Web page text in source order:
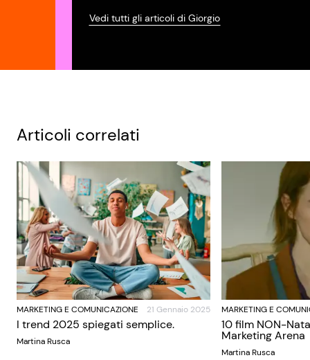
Vedi tutti gli articoli di Giorgio
Articoli correlati
MARKETING E COMUNICAZIONE 21 Gennaio 2025
I trend 2025 spiegati semplice.
Martina Rusca
MARKETING E
10 film NON-
Marketing Arena
Martina Rusca